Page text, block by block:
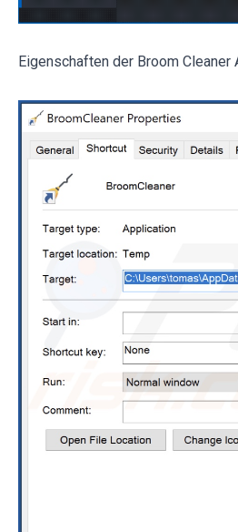
Eigenschaften der Broom Cleaner